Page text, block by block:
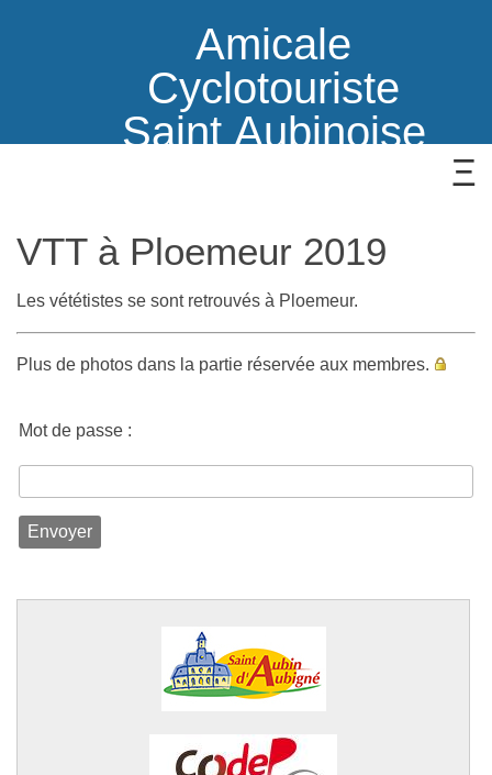
Amicale
Cyclotouriste
Saint Aubinoise
VTT à Ploemeur 2019
Les vététistes se sont retrouvés à Ploemeur.
Plus de photos dans la partie réservée aux membres.
Mot de passe :